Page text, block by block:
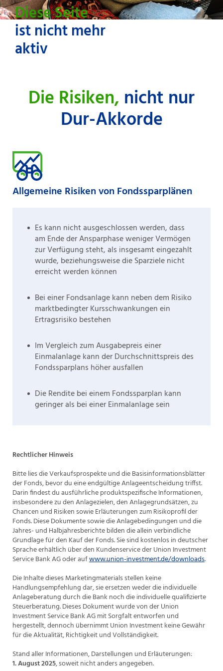
Diese Seite
ist nicht mehr
aktiv
Die Risiken, nicht nur
Dur-Akkorde
Allgemeine Risiken von Fondssparplänen
Es kann nicht ausgeschlossen werden, dass
am Ende der Ansparphase weniger Vermögen
zur Verfügung steht, als insgesamt eingezahlt
wurde, beziehungsweise die Sparziele nicht
erreicht werden können
Bei einer Fondsanlage kann neben dem Risiko
marktbedingter Kursschwankungen ein
Ertragsrisiko bestehen
Im Vergleich zum Ausgabepreis einer
Einmalanlage kann der Durchschnittspreis des
Fondssparplans höher ausfallen
Die Rendite bei einem Fondssparplan kann
geringer als bei einer Einmalanlage sein
Rechtlicher Hinweis
Bitte lies die Verkaufsprospekte und die Basisinformationsblätter
der Fonds, bevor du eine endgültige Anlageentscheidung triffst.
Darin findest du ausführliche produktspezifische Informationen,
insbesondere zu den Anlagezielen, den Anlagegrundsätzen, zu
Chancen und Risiken sowie Erläuterungen zum Risikoprofil der
Fonds. Diese Dokumente sowie die Anlagebedingungen und die
Jahres- und Halbjahresberichte bilden die allein verbindliche
Grundlage für den Kauf der Fonds. Sie sind kostenlos in deutscher
Sprache erhältlich über den Kundenservice der Union Investment
Service Bank AG oder aufwww.union-investment.de/downloads.
Die Inhalte dieses Marketingmaterials stellen keine
Handlungsempfehlung dar, sie ersetzen weder die individuelle
Anlageberatung durch die Bank noch die individuelle qualifizierte
Steuerberatung. Dieses Dokument wurde von der Union
Investment Service Bank AG mit Sorgfalt entworfen und
hergestellt, dennoch übernimmt Union Investment keine Gewähr
für die Aktualität, Richtigkeit und Vollständigkeit.
Stand aller Informationen, Darstellungen und Erläuterungen:
1. August 2025, soweit nicht anders angegeben.